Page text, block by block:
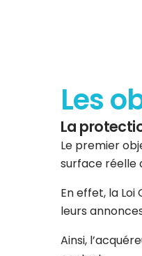
Les
La
Le premier
surface réelle
En effet, la
leurs
Ainsi,